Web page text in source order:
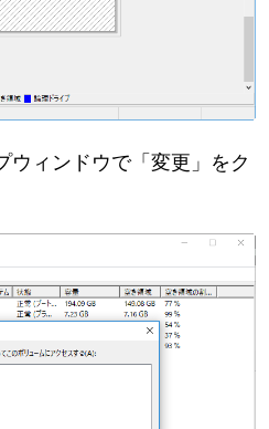
ウィンドウで「変更」をク